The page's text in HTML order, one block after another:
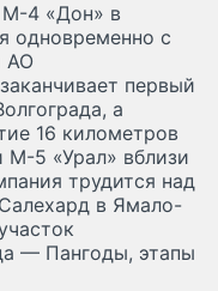
М-4 «Дон» в
одновременно с
АО
первый
а
16 километров
М-5 «Урал» вблизи
трудится над
в Ямало-
— Пангоды, этапы